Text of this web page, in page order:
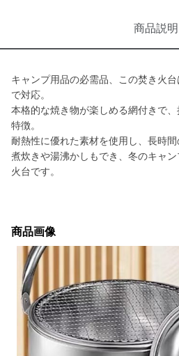
商品説明
キャンプ用品の必需品、この焚き火
で対応。
本格的な焼き物が楽しめる網付きで
特徴。
耐熱性に優れた素材を使用し、長時間
煮炊きや湯沸かしもでき、冬のキャ
火台です。
商品画像